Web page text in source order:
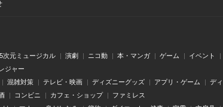
次元ミュージカル 演劇 ニコ動 本・マンガ ゲーム イベント
ジャー
混雑対策
テレビ・映画 ディズニーグッズ アプリ・ゲーム
デ
コンビニ カフェ・ショップ
ファミレス